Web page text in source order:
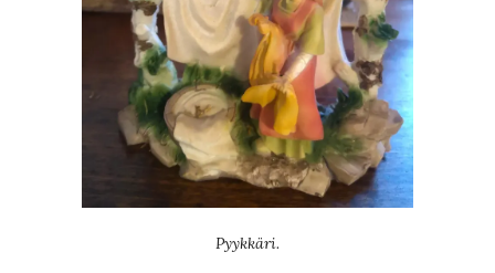
Pyykkäri.